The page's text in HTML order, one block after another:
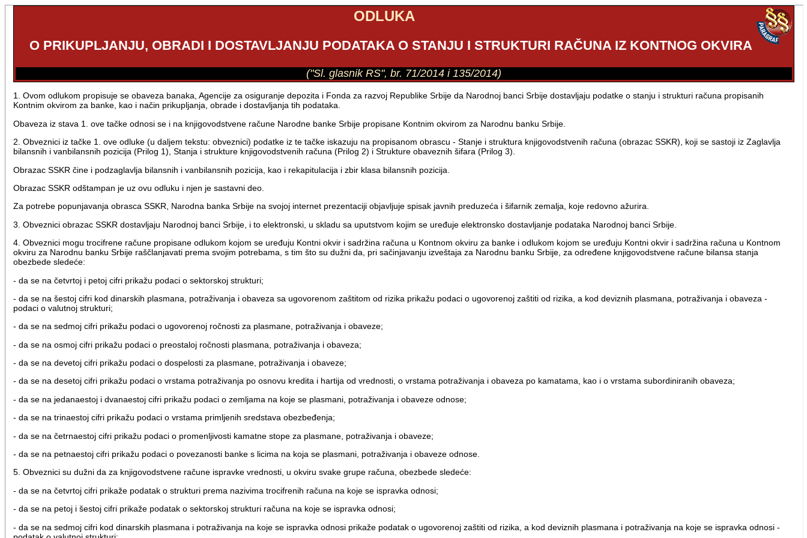
ODLUKA
O PRIKUPLJANJU, OBRADI I DOSTAVLJANJU PODATAKA O STANJU I STRUKTURI RAČUNA IZ KONTNOG OKVIRA
("Sl. glasnik RS", br. 71/2014 i 135/2014)
1. Ovom odlukom propisuje se obaveza banaka, Agencije za osiguranje depozita i Fonda za razvoj Republike Srbije da Narodnoj banci Srbije dostavljaju podatke o stanju i strukturi računa propisanih
Kontnim okvirom za banke, kao i način prikupljanja, obrade i dostavljanja tih podataka.
Obaveza iz stava 1. ove tačke odnosi se i na knjigovodstvene račune Narodne banke Srbije propisane Kontnim okvirom za Narodnu banku Srbije.
2. Obveznici iz tačke 1. ove odluke (u daljem tekstu: obveznici) podatke iz te tačke iskazuju na propisanom obrascu - Stanje i struktura knjigovodstvenih računa (obrazac SSKR), koji se sastoji iz Zaglavlja
bilansnih i vanbilansnih pozicija (Prilog 1), Stanja i strukture knjigovodstvenih računa (Prilog 2) i Strukture obaveznih šifara (Prilog 3).
Obrazac SSKR čine i podzaglavlja bilansnih i vanbilansnih pozicija, kao i rekapitulacija i zbir klasa bilansnih pozicija.
Obrazac SSKR odštampan je uz ovu odluku i njen je sastavni deo.
Za potrebe popunjavanja obrasca SSKR, Narodna banka Srbije na svojoj internet prezentaciji objavljuje spisak javnih preduzeća i šifarnik zemalja, koje redovno ažurira.
3. Obveznici obrazac SSKR dostavljaju Narodnoj banci Srbije, i to elektronski, u skladu sa uputstvom kojim se uređuje elektronsko dostavljanje podataka Narodnoj banci Srbije.
4. Obveznici mogu trocifrene račune propisane odlukom kojom se uređuju Kontni okvir i sadržina računa u Kontnom okviru za banke i odlukom kojom se uređuju Kontni okvir i sadržina računa u Kontnom
okviru za Narodnu banku Srbije raščlanjavati prema svojim potrebama, s tim što su dužni da, pri sačinjavanju izveštaja za Narodnu banku Srbije, za određene knjigovodstvene račune bilansa stanja
obezbede sledeće:
- da se na četvrtoj i petoj cifri prikažu podaci o sektorskoj strukturi;
- da se na šestoj cifri kod dinarskih plasmana, potraživanja i obaveza sa ugovorenom zaštitom od rizika prikažu podaci o ugovorenoj zaštiti od rizika, a kod deviznih plasmana, potraživanja i obaveza -
podaci o valutnoj strukturi;
- da se na sedmoj cifri prikažu podaci o ugovorenoj ročnosti za plasmane, potraživanja i obaveze;
- da se na osmoj cifri prikažu podaci o preostaloj ročnosti plasmana, potraživanja i obaveza;
- da se na devetoj cifri prikažu podaci o dospelosti za plasmane, potraživanja i obaveze;
- da se na desetoj cifri prikažu podaci o vrstama potraživanja po osnovu kredita i hartija od vrednosti, o vrstama potraživanja i obaveza po kamatama, kao i o vrstama subordiniranih obaveza;
- da se na jedanaestoj i dvanaestoj cifri prikažu podaci o zemljama na koje se plasmani, potraživanja i obaveze odnose;
- da se na trinaestoj cifri prikažu podaci o vrstama primljenih sredstava obezbeđenja;
- da se na četrnaestoj cifri prikažu podaci o promenljivosti kamatne stope za plasmane, potraživanja i obaveze;
- da se na petnaestoj cifri prikažu podaci o povezanosti banke s licima na koja se plasmani, potraživanja i obaveze odnose.
5. Obveznici su dužni da za knjigovodstvene račune ispravke vrednosti, u okviru svake grupe računa, obezbede sledeće:
- da se na četvrtoj cifri prikaže podatak o strukturi prema nazivima trocifrenih računa na koje se ispravka odnosi;
- da se na petoj i šestoj cifri prikaže podatak o sektorskoj strukturi računa na koje se ispravka odnosi;
- da se na sedmoj cifri kod dinarskih plasmana i potraživanja na koje se ispravka odnosi prikaže podatak o ugovorenoj zaštiti od rizika, a kod deviznih plasmana i potraživanja na koje se ispravka odnosi -